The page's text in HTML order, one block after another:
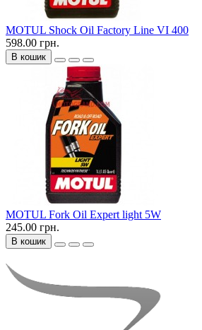
MOTUL Shock Oil Factory Line VI 400
598.00 грн.
В кошик
MOTUL Fork Oil Expert light 5W
245.00 грн.
В кошик